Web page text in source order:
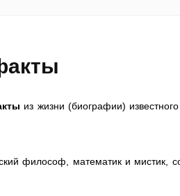
из жизни (биографии)
философ, математик и мистик,